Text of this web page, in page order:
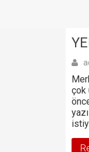
çok